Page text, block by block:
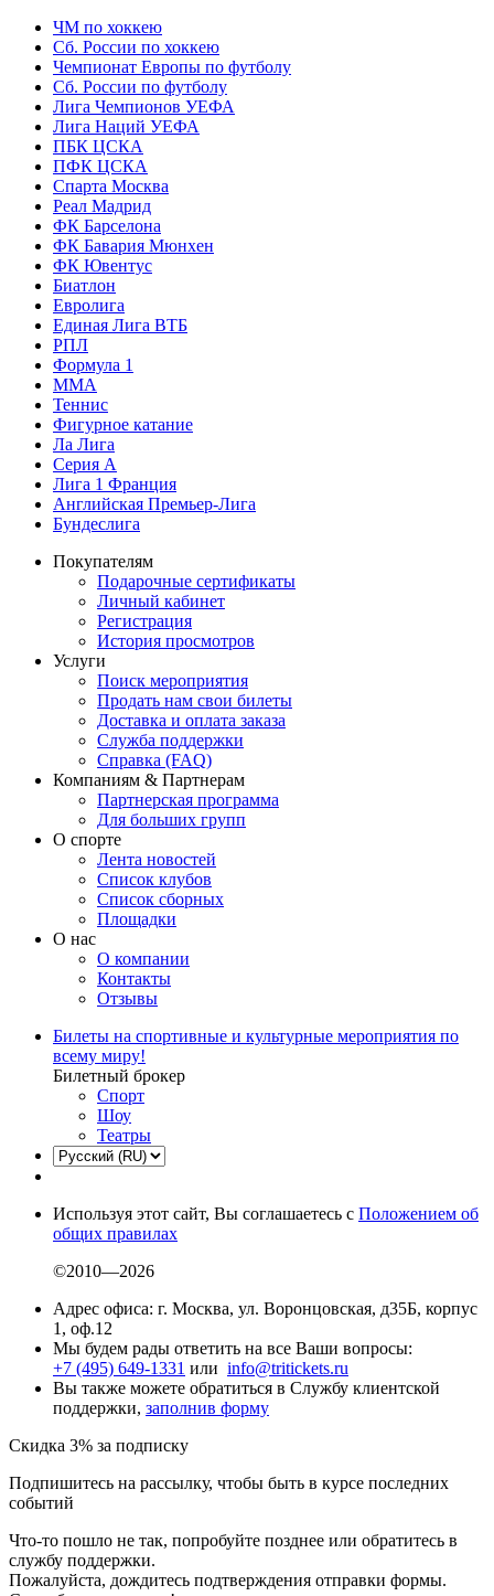
ЧМ по хоккею
Сб. России по хоккею
Чемпионат Европы по футболу
Сб. России по футболу
Лига Чемпионов УЕФА
Лига Наций УЕФА
ПБК ЦСКА
ПФК ЦСКА
Спарта Москва
Реал Мадрид
ФК Барселона
ФК Бавария Мюнхен
ФК Ювентус
Биатлон
Евролига
Единая Лига ВТБ
РПЛ
Формула 1
MMA
Теннис
Фигурное катание
Ла Лига
Серия А
Лига 1 Франция
Английская Премьер-Лига
Бундеслига
Покупателям
Подарочные сертификаты
Личный кабинет
Регистрация
История просмотров
Услуги
Поиск мероприятия
Продать нам свои билеты
Доставка и оплата заказа
Служба поддержки
Справка (FAQ)
Компаниям & Партнерам
Партнерская программа
Для больших групп
О спорте
Лента новостей
Список клубов
Список сборных
Площадки
О нас
О компании
Контакты
Отзывы
Билеты на спортивные и культурные мероприятия по
всему миру!
Билетный брокер
Спорт
Шоу
Театры
Используя этот сайт, Вы соглашаетесь с Положением об
общих правилах
©2010—2026
Адрес офиса: г. Москва, ул. Воронцовская, д35Б, корпус
1, оф.12
Мы будем рады ответить на все Ваши вопросы:
+7 (495) 649-1331 или info@tritickets.ru
Вы также можете обратиться в Службу клиентской
поддержки, заполнив форму
Скидка 3% за подписку
Подпишитесь на рассылку, чтобы быть в курсе последних
событий
Что-то пошло не так, попробуйте позднее или обратитесь в
службу поддержки.
Пожалуйста, дождитесь подтверждения отправки формы.